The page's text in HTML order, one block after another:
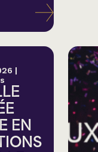
Hommage
estivale
|
EN